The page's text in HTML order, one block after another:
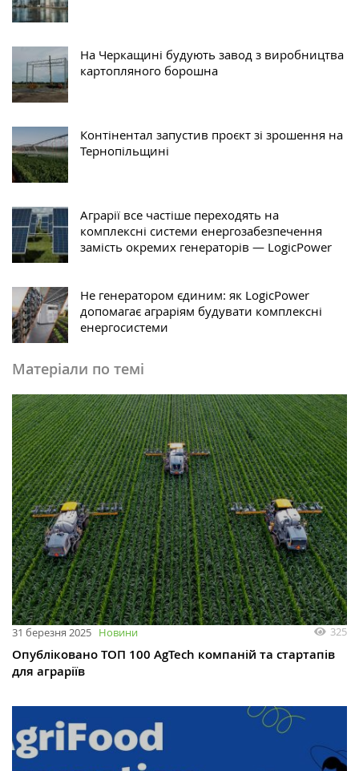
На Черкащині будують завод з виробництва
картопляного борошна
Контінентал запустив проєкт зі зрошення на
Тернопільщині
Аграрії все частіше переходять на
комплексні системи енергозабезпечення
замість окремих генераторів — LogicPower
Не генератором єдиним: як LogicPower
допомагає аграріям будувати комплексні
енергосистеми
Матеріали по темі
31 березня 2025 Новини 325
Опубліковано ТОП 100 AgTech компаній та стартапів
для аграріїв